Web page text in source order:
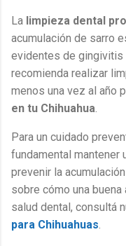
La limpieza dental
acumulación de sarro
evidentes de gingivitis
recomienda realizar
menos una vez al año
en tu Chihuahua.
Para un cuidado
fundamental mantener
prevenir la
sobre cómo una
salud dental, consultá
para Chihuahuas.